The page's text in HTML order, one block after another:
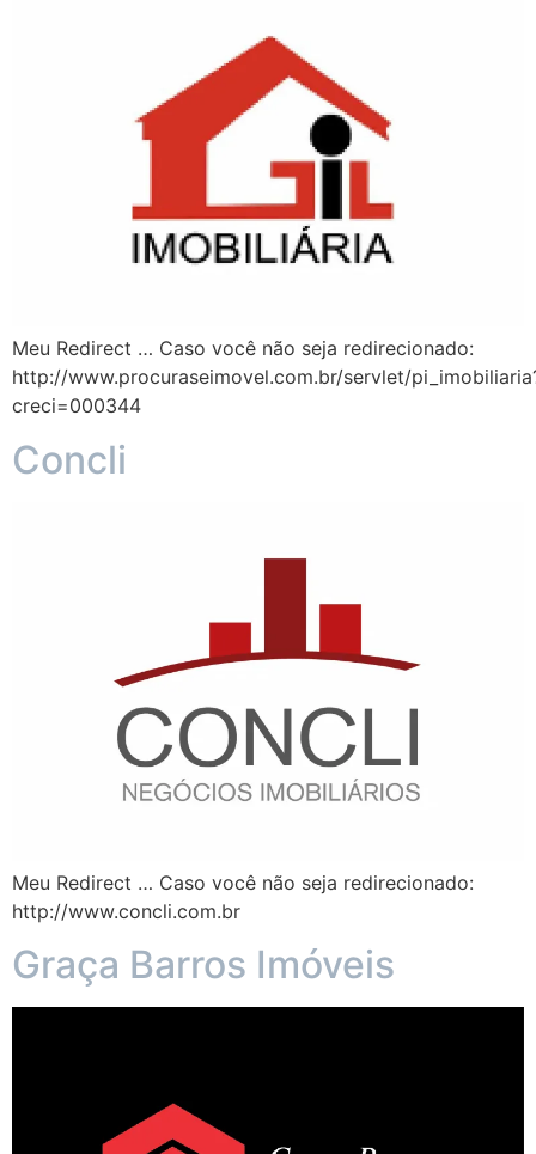
Meu Redirect … Caso você não seja redirecionado:
http://www.procuraseimovel.com.br/servlet/
creci=000344
Concli
Meu Redirect … Caso você não seja redirecionado:
http://www.concli.com.br
Graça Barros Imóveis